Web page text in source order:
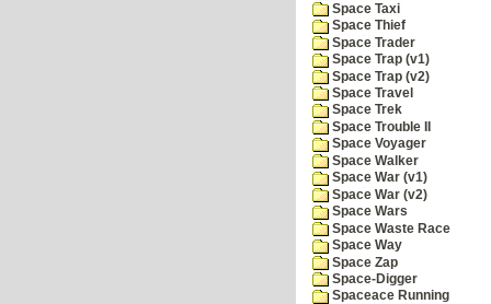
Space Taxi
Space Thief
Space Trader
Space Trap (v1)
Space Trap (v2)
Space Travel
Space Trek
Space Trouble II
Space Voyager
Space Walker
Space War (v1)
Space War (v2)
Space Wars
Space Waste Race
Space Way
Space Zap
Space-Digger
Spaceace Running